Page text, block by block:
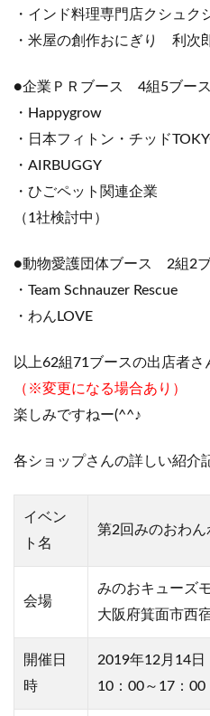
・インド料理専門店クシュク
・米屋の創作おにぎり 利次
●企業ＰＲブース 4組5ブー
・Happygrow
・日本フィトン・チッド
・AIRBUGGY
・ひごペット関連企業
（1社検討中）
●動物愛護団体ブース 2組2
・Team Schnauzer Rescue
・わんLOVE
以上62組71ブースの出店者さ
（※変更になる場合あり）
楽しみですねー(^^♪
各ショップさんの詳しい紹介
イベン
ト名
第2回みのおわ
会場
みのおキューズ
大阪府箕面市西
開催日
時
2019年12月14日
10：00～17：00